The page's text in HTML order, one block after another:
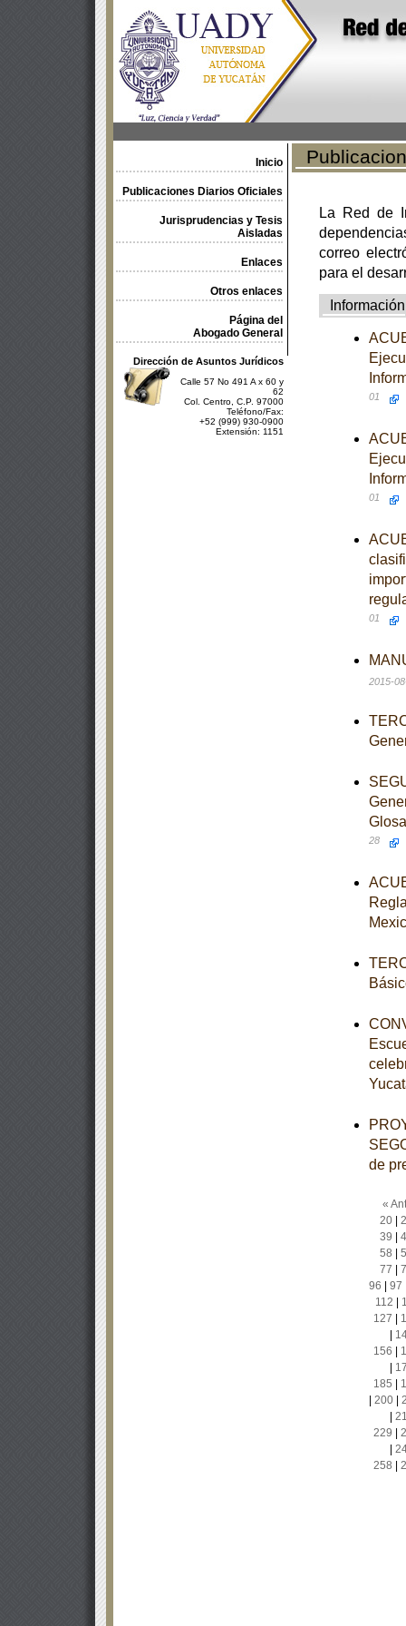
Inicio
Publicaciones Diarios Oficiales
Jurisprudencias y Tesis
Aisladas
Enlaces
Otros enlaces
Página del
Abogado General
Dirección de Asuntos Jurídicos
Calle 57 No 491 A x 60 y
62
Col. Centro, C.P. 97000
Teléfono/Fax:
+52 (999) 930-0900
Extensión: 1151
La Red de
correo
para el
Información
01
01
01
2015-
28
de
«
20|
39
58
77
96
97
112
127
156
185
200|
229
258